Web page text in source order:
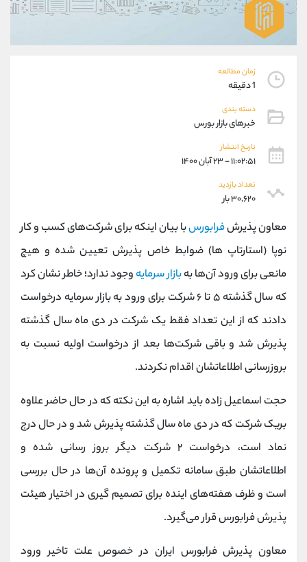
زمان مطالعه
1 دقیقه
دسته بندی
خبرهای بازار بورس
تاریخ انتشار
۱۱:۰۲:۵۱ - ۲۳ آبان ۱۴۰۰
تعداد بازدید
۳۰,۶۲۰ بار
معاون پذیرشفرابورسبا بیان اینکه برای شرکت‌های کسب و کار
نوپا (استارتاپ ها) ضوابط خاص پذیرش تعیین شده و هیچ
مانعی برای ورود آن‌ها بهبازار سرمایه وجود ندارد؛ خاطر نشان کرد
که سال گذشته ۵ تا ۶ شرکت برای ورود به بازار سرمایه درخواست
دادند که از این تعداد فقط یک شرکت در دی ماه سال گذشته
پذیرش شد و باقی شرکت‌ها بعد از درخواست اولیه نسبت به
بروزرسانی اطلاعاتشان اقدام نکردند.
حجت اسماعیل زاده باید اشاره به این نکته که در حال حاضر علاوه
بریک شرکت که در دی ماه سال گذشته پذیرش شد و در حال درج
نماد است، درخواست ۲ شرکت دیگر بروز رسانی شده و
اطلاعاتشان طبق سامانه تکمیل و پرونده آن‌ها در حال بررسی
است و ظرف هفته‌های اینده برای تصمیم گیری در اختیار هیئت
پذیرش فرابورس قرار می‌گیرد.
معاون پذیرش فرابورس ایران در خصوص علت تاخیر ورود
09927779040
واتساپ
تلگرام
پشتیبان فروش
موبایل
تلگرام
داخلی
اطلاعات تماس (دفتر فروش)
تلفن 021-22021030
021-22021040
بدون پیش شماره
اینستاگرام @alireza.mehrabii
کانال تلگرام @alirezamehrabi_com
@alirezamehrabi_official